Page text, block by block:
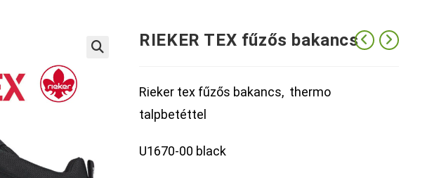
RIEKER TEX fűzős bakancs
Rieker tex fűzős bakancs, thermo
talpbetéttel
U1670-00 black